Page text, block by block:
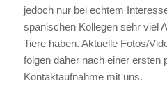
jedoch nur bei echtem
spanischen Kollegen sehr viel
Tiere haben. Aktuelle Fotos/
folgen daher nach einer ersten
Kontaktaufnahme mit uns.